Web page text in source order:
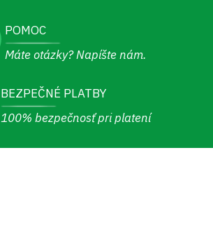
POMOC
Máte otázky? Napíšte nám.
BEZPEČNÉ PLATBY
100% bezpečnosť pri platení